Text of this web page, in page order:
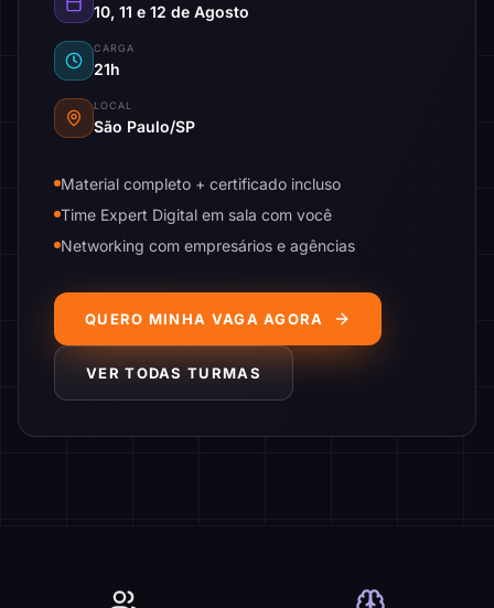
10, 11 e 12 de Agosto
CARGA
21h
LOCAL
São Paulo/SP
Material completo + certificado incluso
Time Expert Digital em sala com você
Networking com empresários e agências
QUERO MINHA VAGA AGORA
VER TODAS TURMAS